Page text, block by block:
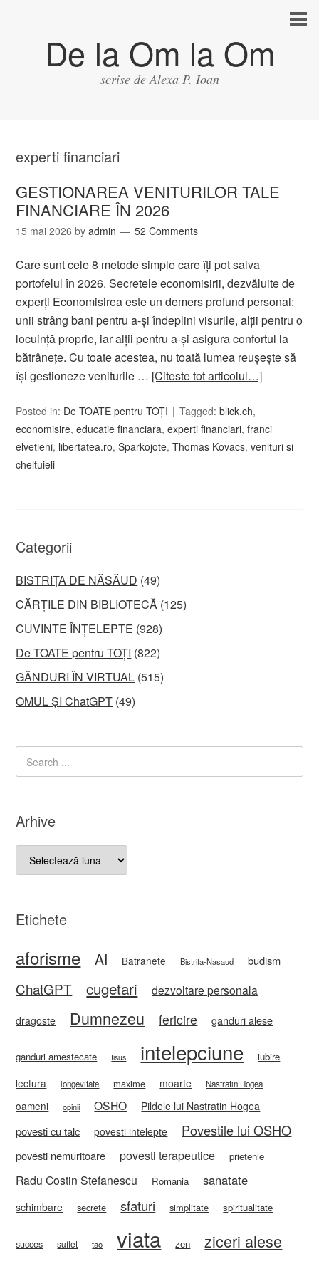
De la Om la Om
scrise de Alexa P. Ioan
experti financiari
GESTIONAREA VENITURILOR TALE
FINANCIARE ÎN 2026
15 mai 2026 byadmin 52 Comments
Care sunt cele 8 metode simple care îți pot salva
portofelul în 2026. Secretele economisirii, dezvăluite de
experți Economisirea este un demers profund personal:
unii strâng bani pentru a-și îndeplini visurile, alții pentru o
locuință proprie, iar alții pentru a-și asigura confortul la
bătrânețe. Cu toate acestea, nu toată lumea reușește să
își gestioneze veniturile … [Citeste tot articolul…]
Posted in: De TOATE pentru TOȚI Tagged:blick.ch,
economisire,educatie financiara,experti financiari,franci
elvetieni, libertatea.ro,Sparkojote,Thomas Kovacs,venituri si
cheltuieli
Categorii
BISTRIȚA DE NĂSĂUD (49)
CĂRȚILE DIN BIBLIOTECĂ (125)
CUVINTE ÎNȚELEPTE (928)
De TOATE pentru TOȚI (822)
GÂNDURI ÎN VIRTUAL (515)
OMUL ȘI ChatGPT (49)
Arhive
Arhive
Etichete
aforisme AI Batranete Bistrita-Nasaud budism
ChatGPT cugetari dezvoltare personala
dragoste Dumnezeu fericire ganduri alese
ganduri amestecate Iisus intelepciune iubire
lectura longevitate maxime moarte Nastratin Hogea
oameni opinii OSHO Pildele lui Nastratin Hogea
povesti cu talc povesti intelepte Povestile lui OSHO
povesti nemuritoare povesti terapeutice prietenie
Radu Costin Stefanescu Romania sanatate
schimbare secrete sfaturi simplitate spiritualitate
succes suflet tao viata zen ziceri alese